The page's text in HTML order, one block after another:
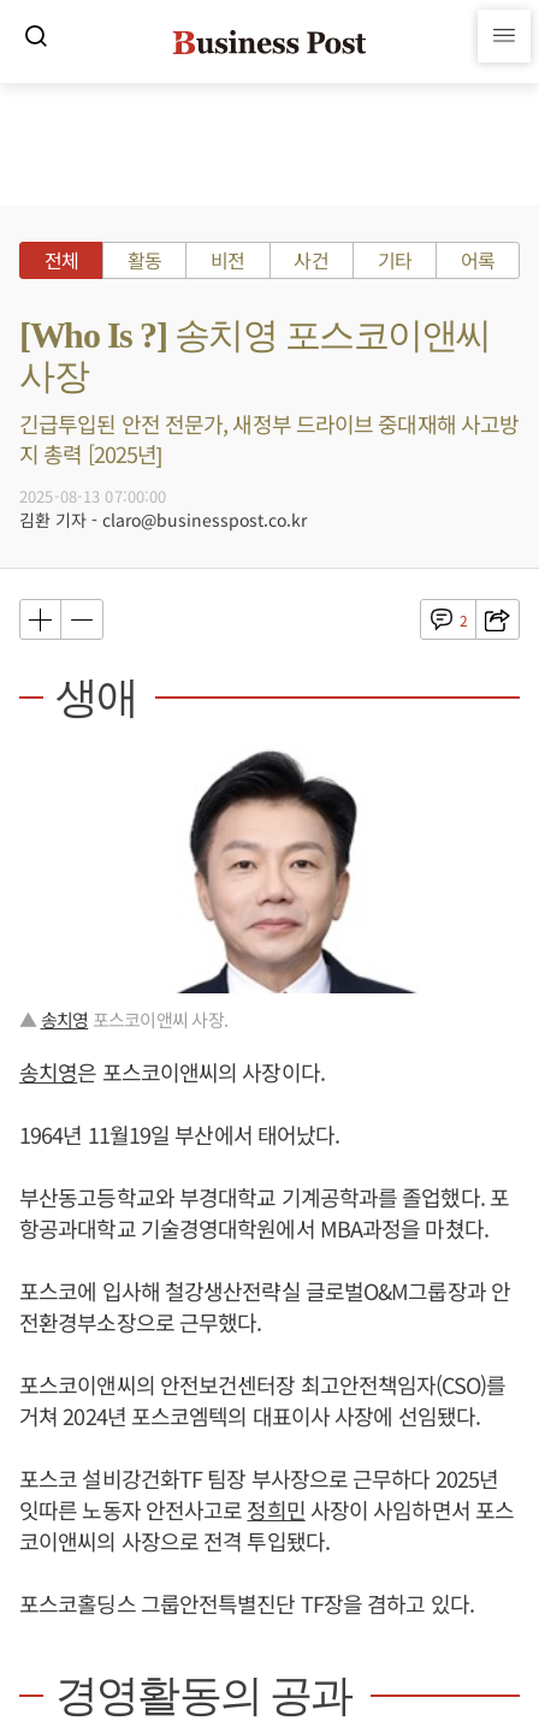
전체 활동 비전 사건 기타 어록
[Who Is ?] 송치영 포스코이앤씨
사장
긴급투입된 안전 전문가, 새정부 드라이브 중대재해 사고방
지 총력 [2025년]
2025-08-13 07:00:00
김환 기자 - claro@businesspost.co.kr
2
생애
▲송치영 포스코이앤씨 사장.
송치영은 포스코이앤씨의 사장이다.
1964년 11월19일 부산에서 태어났다.
부산동고등학교와 부경대학교 기계공학과를 졸업했다. 포
항공과대학교 기술경영대학원에서 MBA과정을 마쳤다.
포스코에 입사해 철강생산전략실 글로벌O&M그룹장과 안
전환경부소장으로 근무했다.
포스코이앤씨의 안전보건센터장 최고안전책임자(CSO)를
거쳐 2024년 포스코엠텍의 대표이사 사장에 선임됐다.
포스코 설비강건화TF 팀장 부사장으로 근무하다 2025년
잇따른 노동자 안전사고로정희민 사장이 사임하면서 포스
코이앤씨의 사장으로 전격 투입됐다.
포스코홀딩스 그룹안전특별진단 TF장을 겸하고 있다.
경영활동의 공과